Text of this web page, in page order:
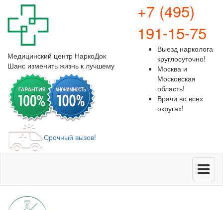
Медицинский центр НаркоДок
Шанс изменить жизнь к лучшему
+7 (495)
191-15-75
Выезд нарколога
круглосуточно!
Москва и
Московская
область!
Врачи во всех
округах!
Срочный вызов!
Меню